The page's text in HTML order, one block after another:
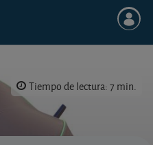
Tiempo de lectura: 7 min.